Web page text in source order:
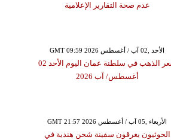
عدم صحة التقارير الإعلامية
GMT 09:59 2026 الأحد ,02 آب / أغسطس
سعر الذهب في سلطنة عمان اليوم الأحد 02
أغسطس/ آب 2026
GMT 21:57 2026 الأربعاء ,05 آب / أغسطس
الحوثيون يغرقون سفينة شحن هندية في